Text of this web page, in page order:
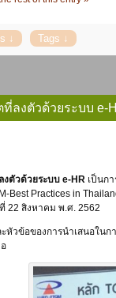
ที่ลงตัวด้วยระบบ e-
งตัวด้วยระบบ e-HR เป็นก
Best Practices in
22 สิงหาคม พ.ศ. 2562
หัวข้อของการนำเสนอใน